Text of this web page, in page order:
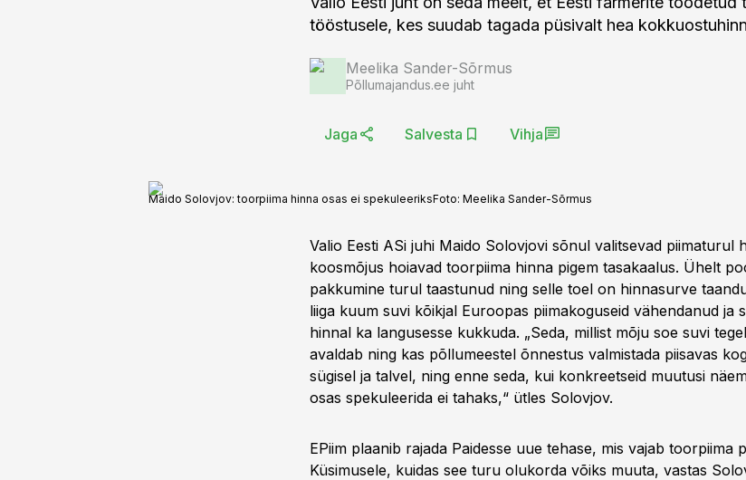
tööstusele, kes suudab tagada püsivalt hea
Meelika Sander-Sõrmus
Põllumajandus.ee juht
Jaga Salvesta Vihja
Maido Solovjov: toorpiima hinna osas ei spekuleeriksFoto: Meelika Sander-Sõrmus
Valio Eesti ASi juhi Maido Solovjovi sõnul valitsevad piimaturul
koosmõjus hoiavad toorpiima hinna pigem tasakaalus. Ühelt
pakkumine turul taastunud ning selle toel on hinnasurve
liiga kuum suvi kõikjal Euroopas piimakoguseid vähendanud ja
hinnal ka langusesse kukkuda. „Seda, millist mõju soe suvi
avaldab ning kas põllumeestel õnnestus valmistada piisavas
sügisel ja talvel, ning enne seda, kui konkreetseid muutusi
osas spekuleerida ei tahaks,“ ütles Solovjov.
EPiim plaanib rajada Paidesse uue tehase, mis vajab toorpiima
Küsimusele, kuidas see turu olukorda võiks muuta, vastas